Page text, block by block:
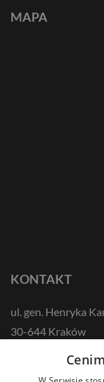
MAPA
KONTAKT
ul. gen. Henryka
30-644 Kraków